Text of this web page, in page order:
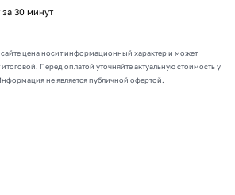
за 30 минут
сайте цена носит информационный характер и может
итоговой. Перед оплатой уточняйте актуальную стоимость у
не является публичной офертой.